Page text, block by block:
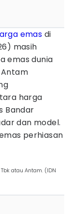
emas di
masih
emas dunia
harga
Bandar
dan model.
perhiasan
atau Antam. (IDN